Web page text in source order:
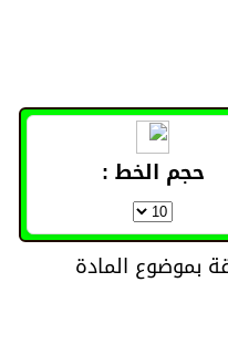
حجم الخط :